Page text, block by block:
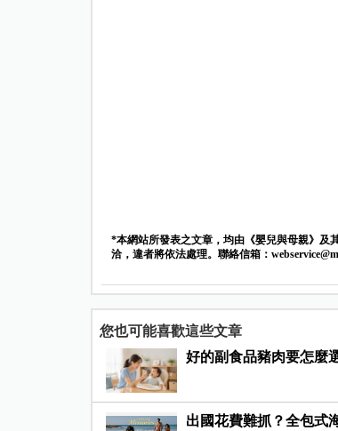
*本網站所發表之文章，均由《嬰兒與母親》及
洽，違者將依法處理。聯絡信箱：
您也可能喜歡這些文章
好的副食品豬肉要怎麼
出國花費難抓？全包式